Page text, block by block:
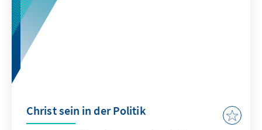
Christ sein in der Politik